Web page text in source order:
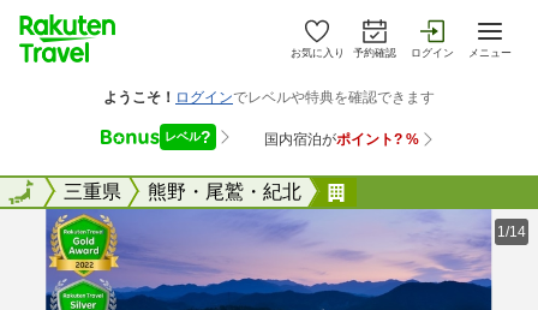
お気に入り 予約確認 ログイン メニュー
全国三重県 熊野・尾鷲・紀北
全国
1/14